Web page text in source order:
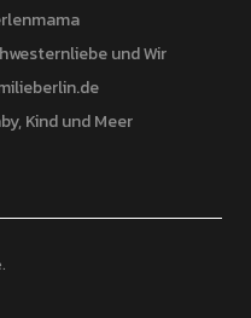
und Wir
Kind und Meer